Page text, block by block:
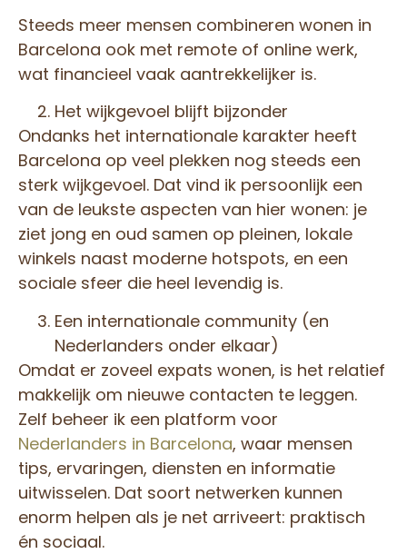
Steeds meer mensen combineren wonen in
Barcelona ook met remote of online werk,
wat financieel vaak aantrekkelijker is.
Het wijkgevoel blijft bijzonder
Ondanks het internationale karakter heeft
Barcelona op veel plekken nog steeds een
sterk wijkgevoel. Dat vind ik persoonlijk een
van de leukste aspecten van hier wonen: je
ziet jong en oud samen op pleinen, lokale
winkels naast moderne hotspots, en een
sociale sfeer die heel levendig is.
Een internationale community (en
Nederlanders onder elkaar)
Omdat er zoveel expats wonen, is het relatief
makkelijk om nieuwe contacten te leggen.
Zelf beheer ik een platform voor
Nederlanders in Barcelona, waar mensen
tips, ervaringen, diensten en informatie
uitwisselen. Dat soort netwerken kunnen
enorm helpen als je net arriveert: praktisch
én sociaal.